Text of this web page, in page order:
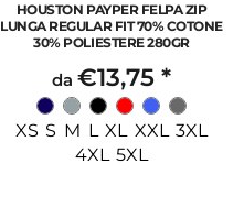
HOUSTON PAYPER FELPA ZIP
LUNGA REGULAR FIT 70% COTONE
30% POLIESTERE 280GR
da€13,75*
XS S M L XL XXL 3XL
4XL 5XL